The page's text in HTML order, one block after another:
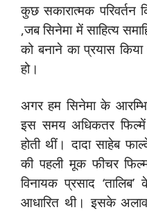
कुछ सकारात्मक
,जब सिनेमा में साहित्य
को बनाने का प्रयास
हो।
अगर हम सिनेमा के
इस समय अधिकतर फिल्में
होती थीं। दादा साहेब
की पहली मूक फीचर फिल्म
विनायक प्रसाद
आधारित थी। इसके